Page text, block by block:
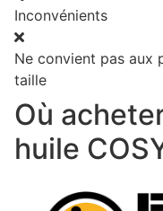
Inconvénients
Ne convient pas aux
taille
Où
huile